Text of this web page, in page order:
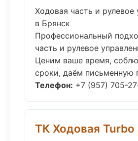
Ходовая часть и рулевое
в Брянск
Профессиональный
часть и рулевое
Ценим ваше время,
сроки, даём письменную
Телефон: +7 (957) 705-
ТК Ходовая Turbo